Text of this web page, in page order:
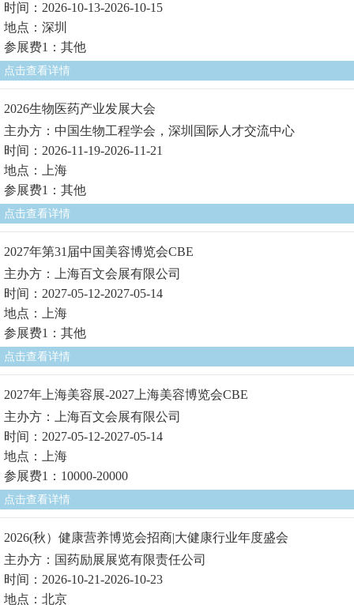
时间：2026-10-13-2026-10-15
地点：深圳
参展费1：其他
点击查看详情
2026生物医药产业发展大会
主办方：中国生物工程学会，深圳国际人才交流中心
时间：2026-11-19-2026-11-21
地点：上海
参展费1：其他
点击查看详情
2027年第31届中国美容博览会CBE
主办方：上海百文会展有限公司
时间：2027-05-12-2027-05-14
地点：上海
参展费1：其他
点击查看详情
2027年上海美容展-2027上海美容博览会CBE
主办方：上海百文会展有限公司
时间：2027-05-12-2027-05-14
地点：上海
参展费1：10000-20000
点击查看详情
2026(秋）健康营养博览会招商|大健康行业年度盛会
主办方：国药励展展览有限责任公司
时间：2026-10-21-2026-10-23
地点：北京